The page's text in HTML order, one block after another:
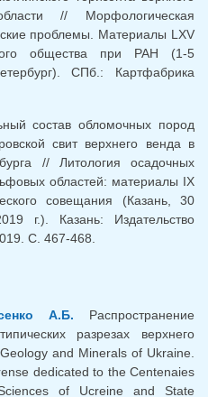
// Морфологическая
проблемы. Материалы LXV
общества при РАН (1-5
СПб.: Картфабрика
состав обломочных пород
свит верхнего венда в
// Литология осадочных
областей: материалы IX
совещания (Казань, 30
г.). Казань: Издательство
С. 467-468.
А.Б. Распространение
разрезах верхнего
and Minerals of Ukraine.
dedicated to the Centenaies
of Ucreine and State